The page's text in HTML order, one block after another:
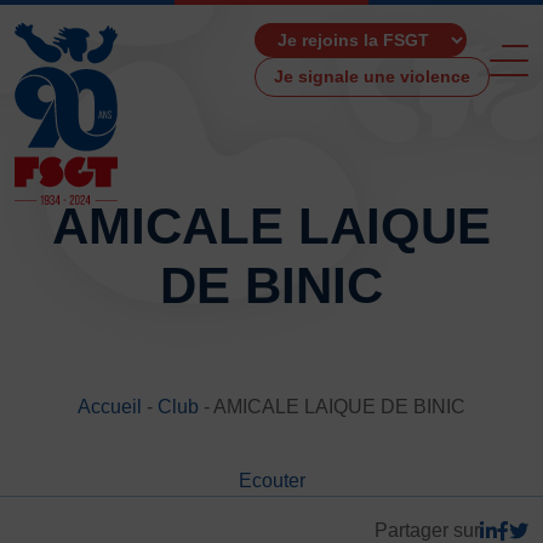
Je signale une violence
Les Boutiques F.S.G.T
AMICALE LAIQUE
DE BINIC
Accueil - Club - AMICALE LAIQUE DE BINIC
Ecouter
Partager sur